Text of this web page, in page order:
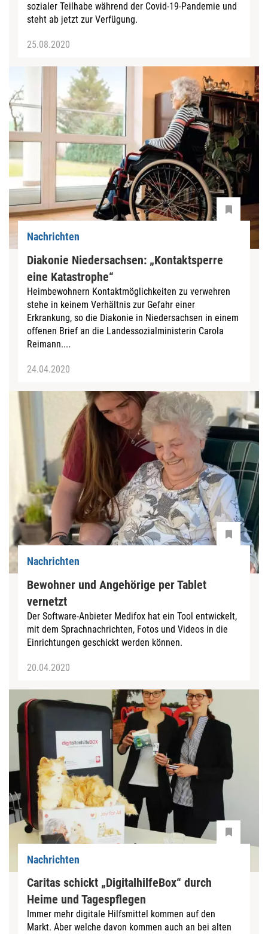
sozialer Teilhabe während der Covid-19-Pandemie und
steht ab jetzt zur Verfügung.
25.08.2020
Nachrichten
Diakonie Niedersachsen: „Kontaktsperre
eine Katastrophe“
Heimbewohnern Kontaktmöglichkeiten zu verwehren
stehe in keinem Verhältnis zur Gefahr einer
Erkrankung, so die Diakonie in Niedersachsen in einem
offenen Brief an die Landessozialministerin Carola
Reimann....
24.04.2020
Nachrichten
Bewohner und Angehörige per Tablet
vernetzt
Der Software-Anbieter Medifox hat ein Tool entwickelt,
mit dem Sprachnachrichten, Fotos und Videos in die
Einrichtungen geschickt werden können.
20.04.2020
Nachrichten
Caritas schickt „DigitalhilfeBox“ durch
Heime und Tagespflegen
Immer mehr digitale Hilfsmittel kommen auf den
Markt. Aber welche davon kommen auch an bei alten